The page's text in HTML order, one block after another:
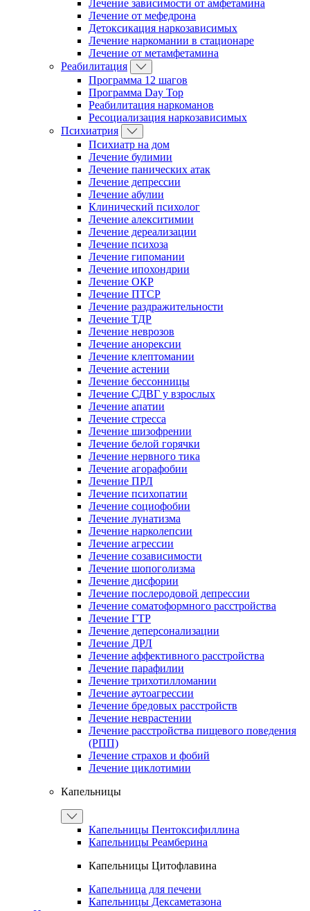
Лечение зависимости от амфетамина
Лечение от мефедрона
Детоксикация наркозависимых
Лечение наркомании в стационаре
Лечение от метамфетамина
Реабилитация
Программа 12 шагов
Программа Day Top
Реабилитация наркоманов
Ресоциализация наркозависимых
Психиатрия
Психиатр на дом
Лечение булимии
Лечение панических атак
Лечение депрессии
Лечение абулии
Клинический психолог
Лечение алекситимии
Лечение дереализации
Лечение психоза
Лечение гипомании
Лечение ипохондрии
Лечение ОКР
Лечение ПТСР
Лечение раздражительности
Лечение ТДР
Лечение неврозов
Лечение анорексии
Лечение клептомании
Лечение астении
Лечение бессонницы
Лечение СДВГ у взрослых
Лечение апатии
Лечение стресса
Лечение шизофрении
Лечение белой горячки
Лечение нервного тика
Лечение агорафобии
Лечение ПРЛ
Лечение психопатии
Лечение социофобии
Лечение лунатизма
Лечение нарколепсии
Лечение агрессии
Лечение созависимости
Лечение шопоголизма
Лечение дисфории
Лечение послеродовой депрессии
Лечение соматоформного расстройства
Лечение ГТР
Лечение деперсонализации
Лечение ДРЛ
Лечение аффективного расстройства
Лечение парафилии
Лечение трихотилломании
Лечение аутоагрессии
Лечение бредовых расстройств
Лечение неврастении
Лечение расстройства пищевого поведения
(РПП)
Лечение страхов и фобий
Лечение циклотимии
Капельницы
Капельницы Пентоксифиллина
Капельницы Реамберина
Капельницы Цитофлавина
Капельница для печени
Капельницы Дексаметазона